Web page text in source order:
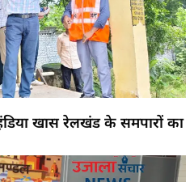
खास रेलखंड के समपारों का